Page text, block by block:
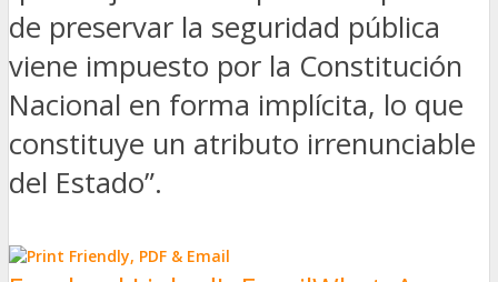
de preservar la seguridad pública
viene impuesto por la Constitución
Nacional en forma implícita, lo que
constituye un atributo irrenunciable
del Estado”.